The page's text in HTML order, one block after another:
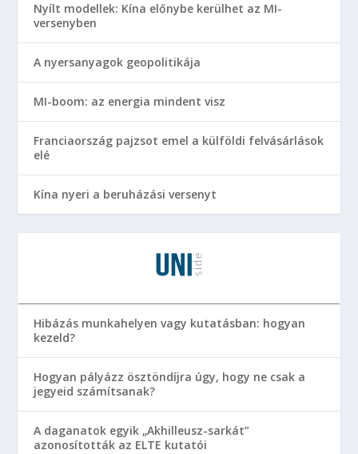
Nyílt modellek: Kína előnybe kerülhet az MI-
versenyben
A nyersanyagok geopolitikája
MI-boom: az energia mindent visz
Franciaország pajzsot emel a külföldi felvásárlások
elé
Kína nyeri a beruházási versenyt
Hibázás munkahelyen vagy kutatásban: hogyan
kezeld?
Hogyan pályázz ösztöndíjra úgy, hogy ne csak a
jegyeid számítsanak?
A daganatok egyik „Akhilleusz-sarkát”
azonosították az ELTE kutatói